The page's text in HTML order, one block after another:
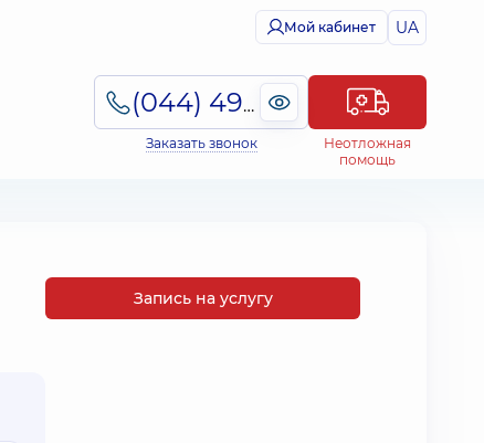
Мой кабинет UA
(044) 495-2-888
Заказать звонок
Неотложная
помощь
Запись на услугу